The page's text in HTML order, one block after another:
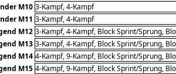
M10 3-Kampf, 4-Kampf
M11 3-Kampf, 4-Kampf
M12 3-Kampf, 4-Kampf, Block Sprint/Sprung,
M13 3-Kampf, 4-Kampf, Block Sprint/Sprung,
M14 4-Kampf, 9-Kampf, Block Sprint/Sprung,
M15 4-Kampf, 9-Kampf, Block Sprint/Sprung,